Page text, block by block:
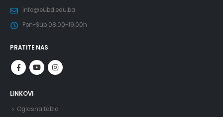
info@eubd.edu.ba
Pon-Sub 08.00-19.00h
PRATITE NAS
LINKOVI
Oglasna tabla